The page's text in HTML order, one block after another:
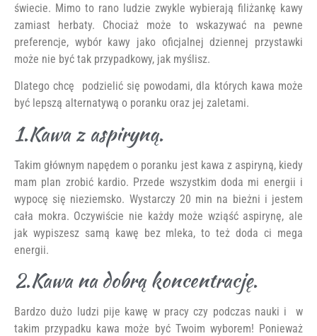
świecie. Mimo to rano ludzie zwykle wybierają filiżankę kawy
zamiast herbaty. Chociaż może to wskazywać na pewne
preferencje, wybór kawy jako oficjalnej dziennej przystawki
może nie być tak przypadkowy, jak myślisz.
Dlatego chcę podzielić się powodami, dla których kawa może
być lepszą alternatywą o poranku oraz jej zaletami.
1.Kawa z aspiryną.
Takim głównym napędem o poranku jest kawa z aspiryną, kiedy
mam plan zrobić kardio. Przede wszystkim doda mi energii i
wypocę się nieziemsko. Wystarczy 20 min na bieżni i jestem
cała mokra. Oczywiście nie każdy może wziąść aspirynę, ale
jak wypiszesz samą kawę bez mleka, to też doda ci mega
energii.
2.Kawa na dobrą koncentrację.
Bardzo dużo ludzi pije kawę w pracy czy podczas nauki i w
takim przypadku kawa może być Twoim wyborem! Ponieważ